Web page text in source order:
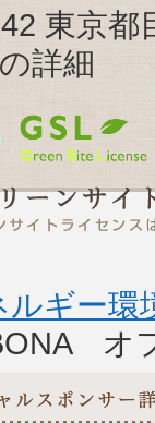
東京
詳細
ルギー環
オ